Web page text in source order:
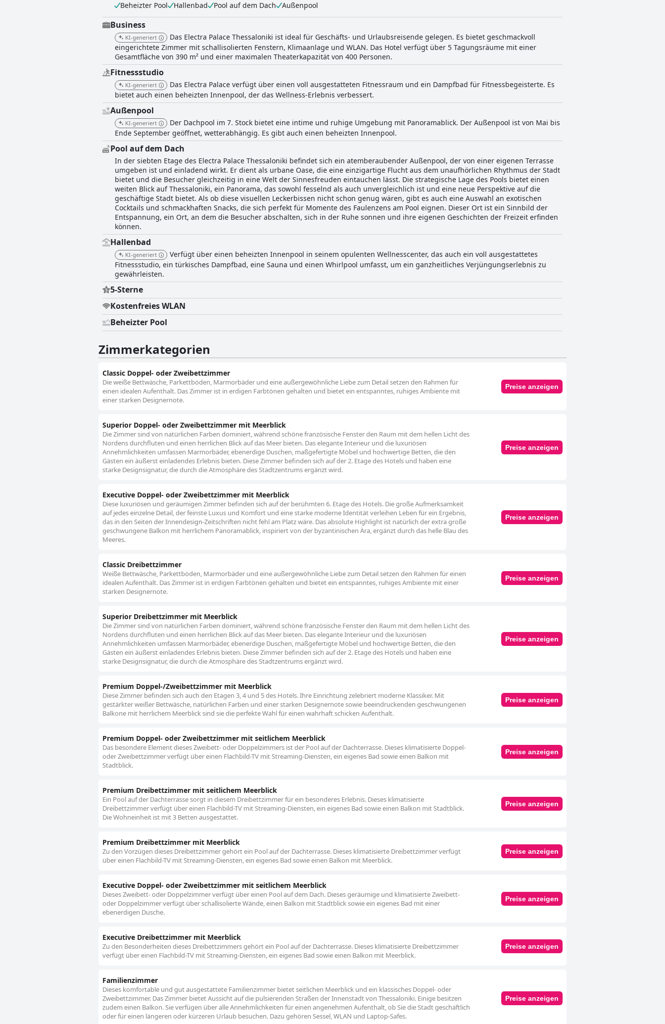
Beheizter Pool
Hallenbad Pool auf dem Dach Außenpool
Business
KI-generiert
Das Electra Palace Thessaloniki ist ideal für Geschäfts- und Urlaubsreisende gelegen. Es bietet geschmackvoll
eingerichtete Zimmer mit schallisolierten Fenstern, Klimaanlage und WLAN. Das Hotel verfügt über 5 Tagungsräume mit einer
Gesamtfläche von 390 m² und einer maximalen Theaterkapazität von 400 Personen.
Fitnessstudio
KI-generiert
Das Electra Palace verfügt über einen voll ausgestatteten Fitnessraum und ein Dampfbad für Fitnessbegeisterte. Es
bietet auch einen beheizten Innenpool, der das Wellness-Erlebnis verbessert.
Außenpool
KI-generiert
Der Dachpool im 7. Stock bietet eine intime und ruhige Umgebung mit Panoramablick. Der Außenpool ist von Mai bis
Ende September geöffnet, wetterabhängig. Es gibt auch einen beheizten Innenpool.
Pool auf dem Dach
In der siebten Etage des Electra Palace Thessaloniki befindet sich ein atemberaubender Außenpool, der von einer eigenen Terrasse
umgeben ist und einladend wirkt. Er dient als urbane Oase, die eine einzigartige Flucht aus dem unaufhörlichen Rhythmus der Stadt
bietet und die Besucher gleichzeitig in eine Welt der Sinnesfreuden eintauchen lässt. Die strategische Lage des Pools bietet einen
weiten Blick auf Thessaloniki, ein Panorama, das sowohl fesselnd als auch unvergleichlich ist und eine neue Perspektive auf die
geschäftige Stadt bietet. Als ob diese visuellen Leckerbissen nicht schon genug wären, gibt es auch eine Auswahl an exotischen
Cocktails und schmackhaften Snacks, die sich perfekt für Momente des Faulenzens am Pool eignen. Dieser Ort ist ein Sinnbild der
Entspannung, ein Ort, an dem die Besucher abschalten, sich in der Ruhe sonnen und ihre eigenen Geschichten der Freizeit erfinden
können.
Hallenbad
KI-generiert
Verfügt über einen beheizten Innenpool in seinem opulenten Wellnesscenter, das auch ein voll ausgestattetes
Fitnessstudio, ein türkisches Dampfbad, eine Sauna und einen Whirlpool umfasst, um ein ganzheitliches Verjüngungserlebnis zu
gewährleisten.
5-Sterne
Kostenfreies WLAN
Beheizter Pool
Zimmerkategorien
Classic Doppel- oder Zweibettzimmer
Die weiße Bettwäsche, Parkettböden, Marmorbäder und eine außergewöhnliche Liebe zum Detail setzen den Rahmen für
einen idealen Aufenthalt. Das Zimmer ist in erdigen Farbtönen gehalten und bietet ein entspanntes, ruhiges Ambiente mit
einer starken Designernote.
Preise anzeigen
Superior Doppel- oder Zweibettzimmer mit Meerblick
Die Zimmer sind von natürlichen Farben dominiert, während schöne französische Fenster den Raum mit dem hellen Licht des
Nordens durchfluten und einen herrlichen Blick auf das Meer bieten. Das elegante Interieur und die luxuriösen
Annehmlichkeiten umfassen Marmorbäder, ebenerdige Duschen, maßgefertigte Möbel und hochwertige Betten, die den
Gästen ein äußerst einladendes Erlebnis bieten. Diese Zimmer befinden sich auf der 2. Etage des Hotels und haben eine
starke Designsignatur, die durch die Atmosphäre des Stadtzentrums ergänzt wird.
Preise anzeigen
Executive Doppel- oder Zweibettzimmer mit Meerblick
Diese luxuriösen und geräumigen Zimmer befinden sich auf der berühmten 6. Etage des Hotels. Die große Aufmerksamkeit
auf jedes einzelne Detail, der feinste Luxus und Komfort und eine starke moderne Identität verleihen Leben für ein Ergebnis,
das in den Seiten der Innendesign-Zeitschriften nicht fehl am Platz wäre. Das absolute Highlight ist natürlich der extra große
geschwungene Balkon mit herrlichem Panoramablick, inspiriert von der byzantinischen Ära, ergänzt durch das helle Blau des
Meeres.
Preise anzeigen
Classic Dreibettzimmer
Weiße Bettwäsche, Parkettböden, Marmorbäder und eine außergewöhnliche Liebe zum Detail setzen den Rahmen für einen
idealen Aufenthalt. Das Zimmer ist in erdigen Farbtönen gehalten und bietet ein entspanntes, ruhiges Ambiente mit einer
starken Designernote.
Preise anzeigen
Superior Dreibettzimmer mit Meerblick
Die Zimmer sind von natürlichen Farben dominiert, während schöne französische Fenster den Raum mit dem hellen Licht des
Nordens durchfluten und einen herrlichen Blick auf das Meer bieten. Das elegante Interieur und die luxuriösen
Annehmlichkeiten umfassen Marmorbäder, ebenerdige Duschen, maßgefertigte Möbel und hochwertige Betten, die den
Gästen ein äußerst einladendes Erlebnis bieten. Diese Zimmer befinden sich auf der 2. Etage des Hotels und haben eine
starke Designsignatur, die durch die Atmosphäre des Stadtzentrums ergänzt wird.
Preise anzeigen
Premium Doppel-/Zweibettzimmer mit Meerblick
Diese Zimmer befinden sich auch den Etagen 3, 4 und 5 des Hotels. Ihre Einrichtung zelebriert moderne Klassiker. Mit
gestärkter weißer Bettwäsche, natürlichen Farben und einer starken Designernote sowie beeindruckenden geschwungenen
Balkone mit herrlichem Meerblick sind sie die perfekte Wahl für einen wahrhaft schicken Aufenthalt.
Preise anzeigen
Premium Doppel- oder Zweibettzimmer mit seitlichem Meerblick
Das besondere Element dieses Zweibett- oder Doppelzimmers ist der Pool auf der Dachterrasse. Dieses klimatisierte Doppel-
oder Zweibettzimmer verfügt über einen Flachbild-TV mit Streaming-Diensten, ein eigenes Bad sowie einen Balkon mit
Stadtblick.
Preise anzeigen
Premium Dreibettzimmer mit seitlichem Meerblick
Ein Pool auf der Dachterrasse sorgt in diesem Dreibettzimmer für ein besonderes Erlebnis. Dieses klimatisierte
Dreibettzimmer verfügt über einen Flachbild-TV mit Streaming-Diensten, ein eigenes Bad sowie einen Balkon mit Stadtblick.
Die Wohneinheit ist mit 3 Betten ausgestattet.
Preise anzeigen
Premium Dreibettzimmer mit Meerblick
Zu den Vorzügen dieses Dreibettzimmer gehört ein Pool auf der Dachterrasse. Dieses klimatisierte Dreibettzimmer verfügt
über einen Flachbild-TV mit Streaming-Diensten, ein eigenes Bad sowie einen Balkon mit Meerblick.
Preise anzeigen
Executive Doppel- oder Zweibettzimmer mit seitlichem Meerblick
Dieses Zweibett- oder Doppelzimmer verfügt über einen Pool auf dem Dach. Dieses geräumige und klimatisierte Zweibett-
oder Doppelzimmer verfügt über schallisolierte Wände, einen Balkon mit Stadtblick sowie ein eigenes Bad mit einer
ebenerdigen Dusche.
Preise anzeigen
Executive Dreibettzimmer mit Meerblick
Zu den Besonderheiten dieses Dreibettzimmers gehört ein Pool auf der Dachterrasse. Dieses klimatisierte Dreibettzimmer
verfügt über einen Flachbild-TV mit Streaming-Diensten, ein eigenes Bad sowie einen Balkon mit Meerblick.
Preise anzeigen
Familienzimmer
Dieses komfortable und gut ausgestattete Familienzimmer bietet seitlichen Meerblick und ein klassisches Doppel- oder
Zweibettzimmer. Das Zimmer bietet Aussicht auf die pulsierenden Straßen der Innenstadt von Thessaloniki. Einige besitzen
zudem einen Balkon. Sie verfügen über alle Annehmlichkeiten für einen angenehmen Aufenthalt, ob Sie die Stadt geschäftlich
oder für einen längeren oder kürzeren Urlaub besuchen. Dazu gehören Sessel, WLAN und Laptop-Safes.
Preise anzeigen